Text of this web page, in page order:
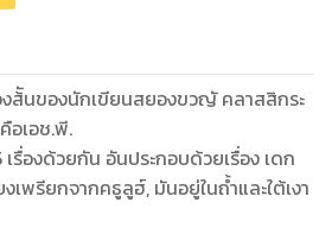
งส้ันของนักเขียนสยองขวญั คลาสสิกระ
อเอช.พี.
รื่องด้วยกัน อันประกอบด้วยเรื่อง เดก
เพรียกจากคธูลูฮ์, มันอยู่ในถ้ำและใต้เงา